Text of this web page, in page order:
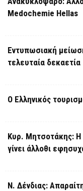
Medochemie Hellas
Εντυπωσιακή
τελευταία δεκαετία
Ο Ελληνικός
Κυρ. Μητσοτάκης: Η
γίνει άλλοθι
Ν. Δένδιας: